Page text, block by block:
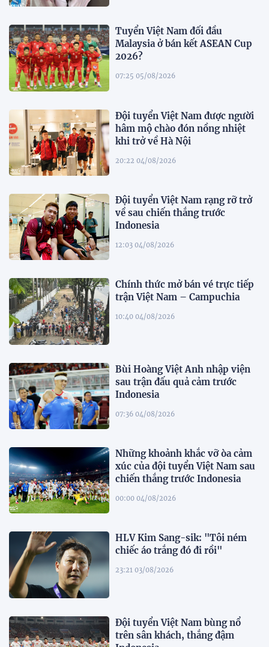
Tuyển Việt Nam đối đầu
Malaysia ở bán kết ASEAN Cup
2026?
07:25 05/08/2026
Đội tuyển Việt Nam được người
hâm mộ chào đón nồng nhiệt
khi trở về Hà Nội
20:22 04/08/2026
Đội tuyển Việt Nam rạng rỡ trở
về sau chiến thắng trước
Indonesia
12:03 04/08/2026
Chính thức mở bán vé trực tiếp
trận Việt Nam – Campuchia
10:40 04/08/2026
Bùi Hoàng Việt Anh nhập viện
sau trận đấu quả cảm trước
Indonesia
07:36 04/08/2026
Những khoảnh khắc vỡ òa cảm
xúc của đội tuyển Việt Nam sau
chiến thắng trước Indonesia
00:00 04/08/2026
HLV Kim Sang-sik: "Tôi ném
chiếc áo trắng đó đi rồi"
23:21 03/08/2026
Đội tuyển Việt Nam bùng nổ
trên sân khách, thắng đậm